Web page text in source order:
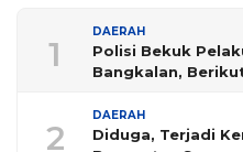
1
DAERAH
Polisi Bekuk
Bangkalan,
2
DAERAH
Diduga, Terjadi